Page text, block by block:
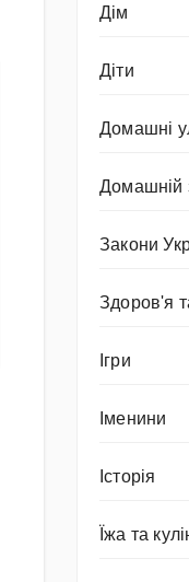
Дім
Діти
Домашні
Домашній
Закони
Здоров'я
Ігри
Іменини
Історія
Їжа та